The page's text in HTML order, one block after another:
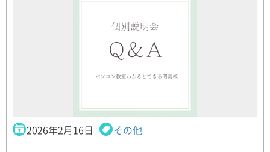
2026年2月16日 その他